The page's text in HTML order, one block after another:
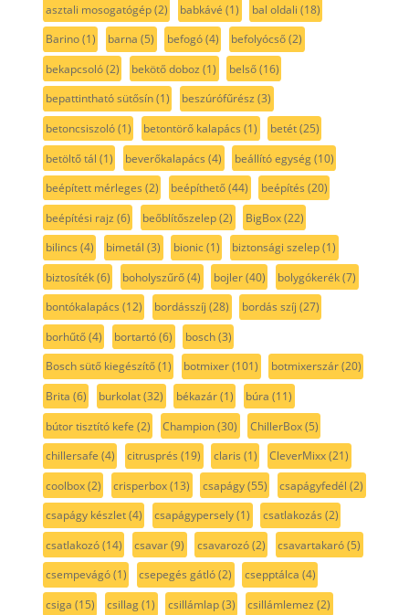
asztali mosogatógép(2) babkávé (1) bal oldali (18)
Barino(1) barna (5) befogó(4) befolyócső(2)
bekapcsoló(2) bekötő doboz (1) belső(16)
bepattintható sütősín(1) beszúrófűrész (3)
betoncsiszoló(1) betontörő kalapács (1) betét(25)
betöltő tál (1) beverőkalapács (4) beállító egység(10)
beépített mérleges (2) beépíthető(44) beépítés (20)
beépítési rajz (6) beőblítőszelep(2) BigBox(22)
bilincs (4) bimetál (3) bionic(1) biztonsági szelep(1)
biztosíték(6) boholyszűrő(4) bojler(40) bolygókerék(7)
bontókalapács (12) bordásszíj (28) bordás szíj (27)
borhűtő(4) bortartó(6) bosch(3)
Bosch sütő kiegészítő(1) botmixer(101) botmixerszár(20)
Brita (6) burkolat(32) békazár(1) búra (11)
bútor tisztító kefe (2) Champion(30) ChillerBox(5)
chillersafe (4) citrusprés (19) claris (1) CleverMixx(21)
coolbox(2) crisperbox(13) csapágy(55) csapágyfedél (2)
csapágy készlet(4) csapágypersely(1) csatlakozás (2)
csatlakozó(14) csavar(9) csavarozó(2) csavartakaró(5)
csempevágó(1) csepegés gátló(2) csepptálca (4)
csiga (15) csillag(1) csillámlap(3) csillámlemez (2)